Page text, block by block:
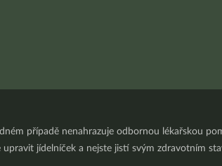
případě nenahrazuje odbornou lékařskou
jídelníček a nejste jistí svým zdravotním